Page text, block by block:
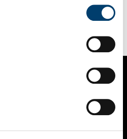
van Enkhuizen.